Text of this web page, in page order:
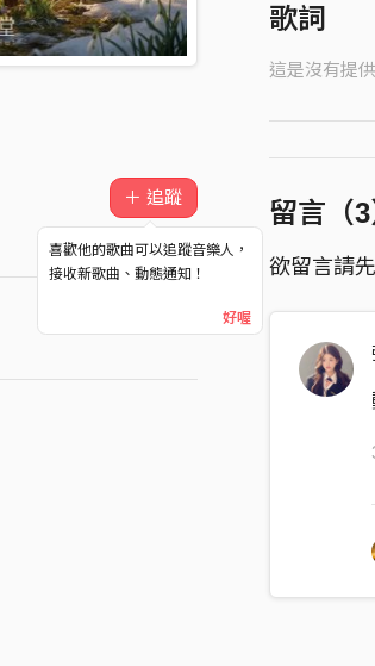
＋ 追蹤
喜歡他的歌曲可以追蹤音樂人，
接收新歌曲、動態通知！
好喔
歌詞
這是沒有提
留言（3
欲留言請先